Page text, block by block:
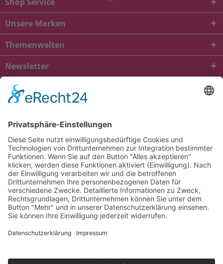
Unsere Marken
Themenwelten
Newsletter
* Alle Preise inkl. gesetzl. Mehrwertsteuer zzgl.
und ggf.
Nachnahmegebühren, wenn nicht anders beschrieben
viba.de
4.90von5.00bei1684
Kontakt Versandkosten und Lieferung
Zahlungsarten
FAQ – Häufig gestellte Fragen
Mein Konto
Allgemeine Geschäftsbedingungen
Datenschutz
Impressum
Barrierefreiheit
Cookie-Einstellungen
Widerrufsbelehrung
Vertrag widerrufen